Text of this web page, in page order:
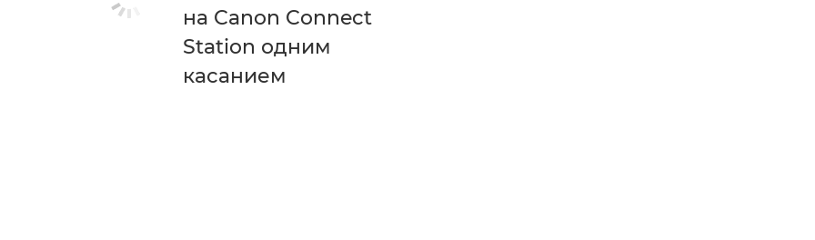
на Canon Connect
Station одним
касанием